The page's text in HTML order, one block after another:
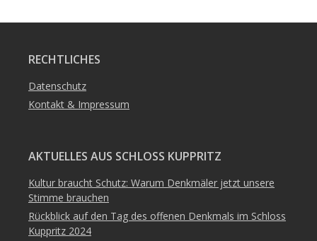
RECHTLICHES
Datenschutz
Kontakt & Impressum
AKTUELLES AUS SCHLOSS KUPPRITZ
Kultur braucht Schutz: Warum Denkmäler jetzt unsere
Stimme brauchen
Rückblick auf den Tag des offenen Denkmals im Schloss
Kuppritz 2024